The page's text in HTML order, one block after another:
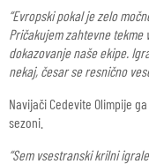
“Evropski pokal je zelo
Pričakujem zahtevne
dokazovanje naše ekipe.
nekaj, česar se resnično
Navijači Cedevite Olimpije
sezoni.
“Sem vsestranski krilni